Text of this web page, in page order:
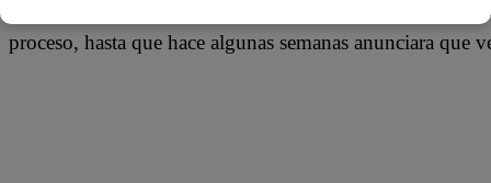
diagnosticada con esta enfermedad y, desde entonces,
proceso, hasta que hace algunas semanas anunciara que